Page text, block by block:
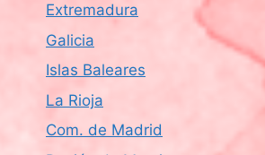
Extremadura
Galicia
Islas Baleares
La Rioja
Com. de Madrid